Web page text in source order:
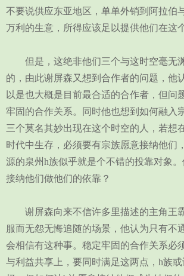
不要说供应东亚地区，单单外销到阿拉伯
万利的生意，所得应该足以提供他们在这
但是，这绝非他们三个与这时空毫无
的，由此谢屏森又想到合作者的问题，他
以是也大概是目前最合适的合作者，但问
牢固的合作关系。同时他也想到如何融入
三个莫名其妙出现在这个时空的人，若想
时代中生存，必须要有宗族愿意接纳他们
源的泉州h族似乎就是个不错的投靠对象
接纳他们做他们的依靠？
谢屏森向来不信许多里描述的主角王
服而无怨无悔追随的场景，他认为只有不
会相信有这种事。稳定牢固的合作关系必
与利益共享上，要同时满足这两点，h族